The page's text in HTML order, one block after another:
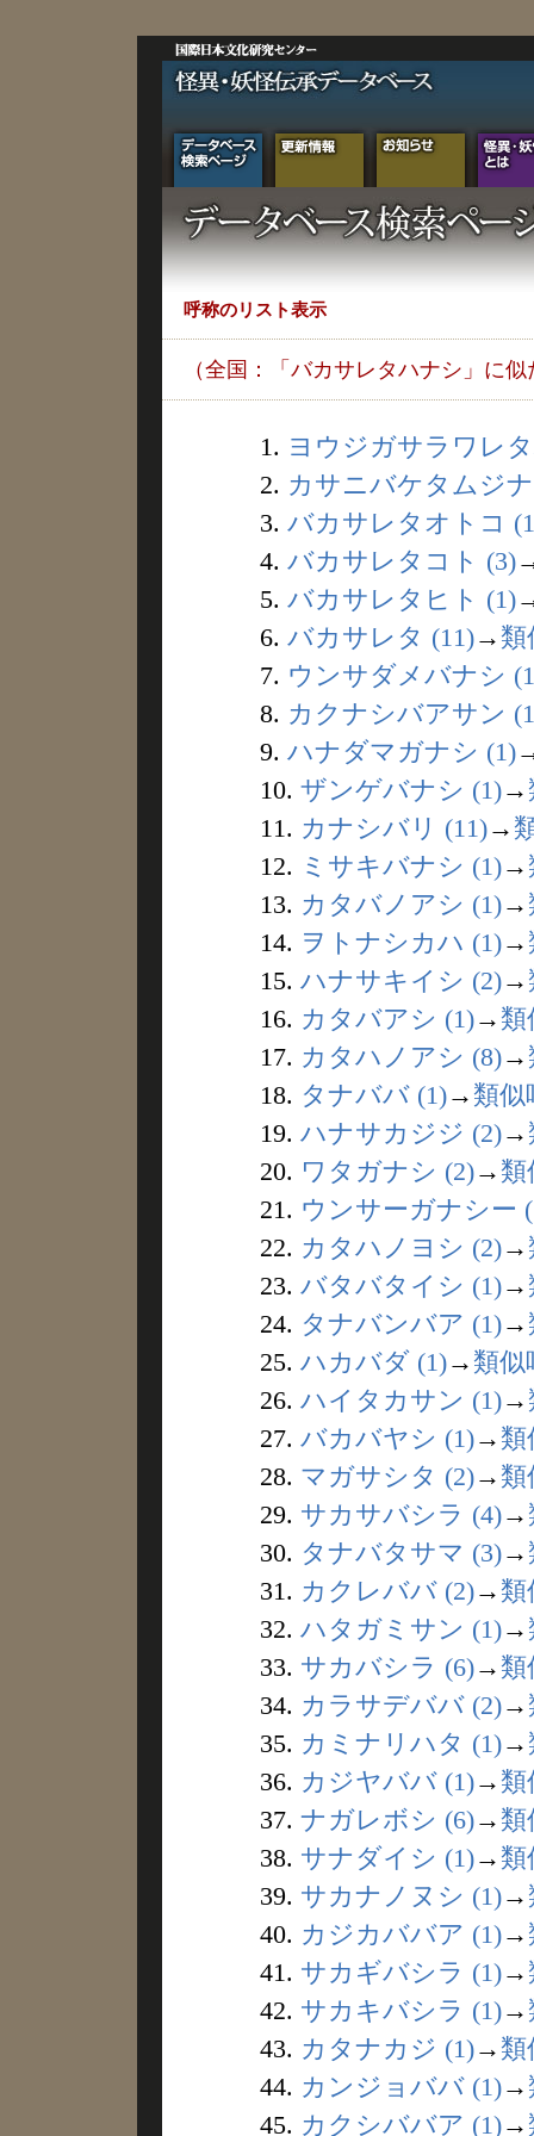
呼称のリスト表示
（全国：「バカサレタハナシ」に
1. ヨウジガサラワレ
2. カサニバケタムジ
3. バカサレタオトコ
4. バカサレタコト (3)
5. バカサレタヒト (1)
6. バカサレタ (11)→ 類
7. ウンサダメバナシ
8. カクナシバアサン
9. ハナダマガナシ (1)
10. ザンゲバナシ (1)→
11. カナシバリ (11)→
12. ミサキバナシ (1)→
13. カタバノアシ (1)→
14. ヲトナシカハ (1)→
15. ハナサキイシ (2)→
16. カタバアシ (1)→ 類
17. カタハノアシ (8)→
18. タナババ (1)→ 類似
19. ハナサカジジ (2)→
20. ワタガナシ (2)→ 類
21. ウンサーガナシー
22. カタハノヨシ (2)→
23. バタバタイシ (1)→
24. タナバンバア (1)→
25. ハカバダ (1)→ 類似
26. ハイタカサン (1)→
27. バカバヤシ (1)→ 類
28. マガサシタ (2)→ 類
29. サカサバシラ (4)→
30. タナバタサマ (3)→
31. カクレババ (2)→ 類
32. ハタガミサン (1)→
33. サカバシラ (6)→ 類
34. カラサデババ (2)→
35. カミナリハタ (1)→
36. カジヤババ (1)→ 類
37. ナガレボシ (6)→ 類
38. サナダイシ (1)→ 類
39. サカナノヌシ (1)→
40. カジカババア (1)→
41. サカギバシラ (1)→
42. サカキバシラ (1)→
43. カタナカジ (1)→ 類
44. カンジョババ (1)→
45. カクシババア (1)→